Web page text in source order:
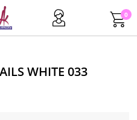
0
WHITE 033